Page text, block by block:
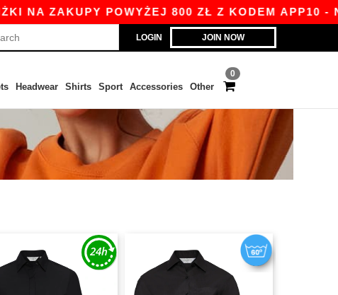
ZAKUPY POWYŻEJ 800 ZŁ Z KODEM APP10 -
LOGIN JOIN NOW
0
Headwear Shirts Sport Accessories Other